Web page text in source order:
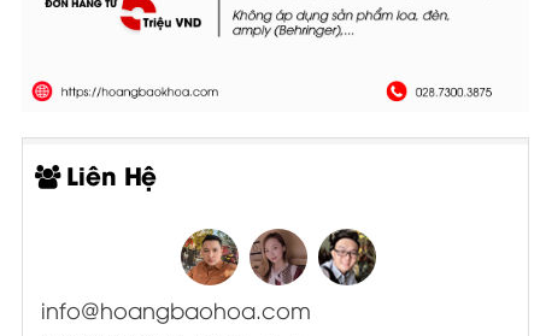
Liên Hệ
info@hoangbaohoa.com
028 73003875 - EXT:1- Sale